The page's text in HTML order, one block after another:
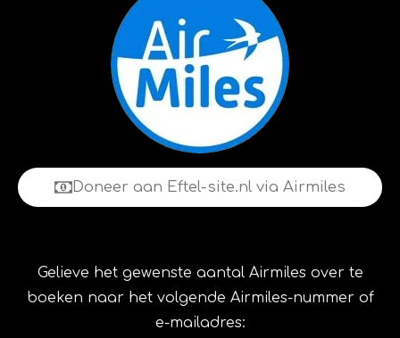
Doneer aan Eftel-site.nl via Airmiles
Gelieve het gewenste aantal Airmiles over te
boeken naar het volgende Airmiles-nummer of
e-mailadres: